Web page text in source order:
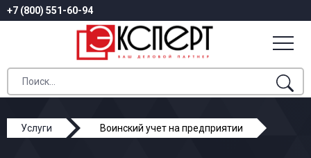
+7 (800) 551-60-94
Услуги Воинский учет на предприятии